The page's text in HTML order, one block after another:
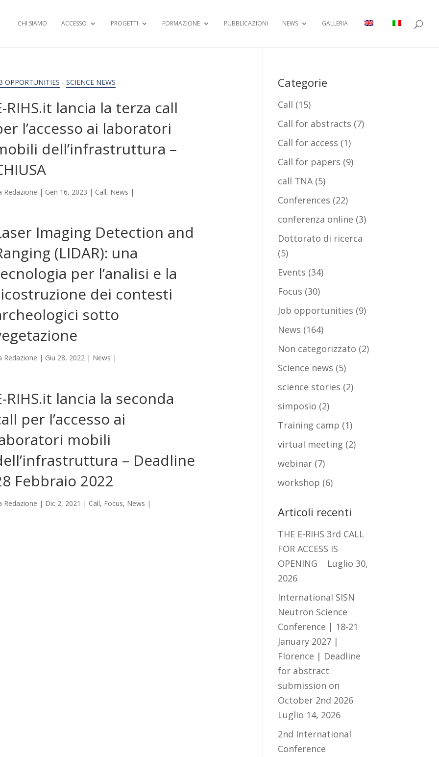
CHI SIAMO ACCESSO PROGETTI FORMAZIONE PUBBLICAZIONI NEWS GALLERIA
OPPORTUNITIES -SCIENCE NEWS
RIHS.it lancia la terza call
l’accesso ai laboratori
dell’infrastruttura –
Redazione | Gen 16, 2023 | Call, News |
Imaging Detection and
(LIDAR): una
per l’analisi e la
dei contesti
sotto
Redazione | Giu 28, 2022 | News |
RIHS.it lancia la seconda
per l’accesso ai
mobili
– Deadline
Febbraio 2022
Redazione | Dic 2, 2021 | Call, Focus, News |
Categorie
Call (15)
Call for abstracts (7)
Call for access (1)
Call for papers (9)
call TNA(5)
Conferences (22)
conferenza online (3)
Dottorato di ricerca
(5)
Events (34)
Focus (30)
Job opportunities (9)
News (164)
Non categorizzato (2)
Science news (5)
science stories (2)
simposio (2)
Training camp (1)
virtual meeting (2)
webinar (7)
workshop (6)
Articoli recenti
THE E-RIHS 3rd CALL
FOR ACCESS IS
OPENING
Luglio 30,
2026
International SISN
Neutron Science
Conference | 18-21
January 2027 |
Florence | Deadline
for abstract
submission on
October 2nd 2026
Luglio 14, 2026
2nd International
Conference